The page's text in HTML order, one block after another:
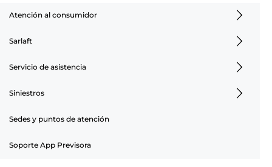
Atención al consumidor
Sarlaft
Servicio de asistencia
Siniestros
Sedes y puntos de atención
Soporte App Previsora